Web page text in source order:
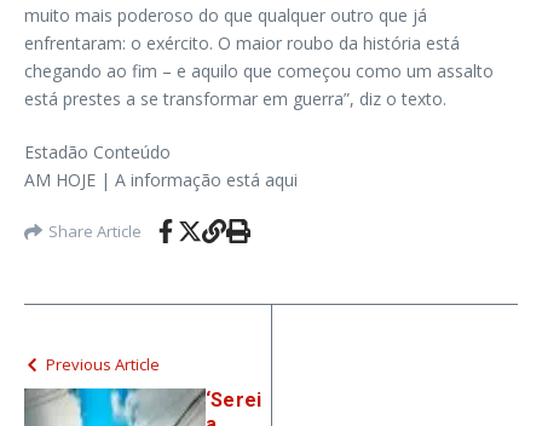
muito mais poderoso do que qualquer outro que já
enfrentaram: o exército. O maior roubo da história está
chegando ao fim – e aquilo que começou como um assalto
está prestes a se transformar em guerra”, diz o texto.
Estadão Conteúdo
AM HOJE | A informação está aqui
Share Article
Previous Article
‘Serei